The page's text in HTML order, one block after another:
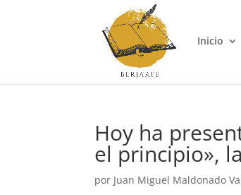
Inicio
Hoy ha
el principio»,
por Juan Miguel Maldonado